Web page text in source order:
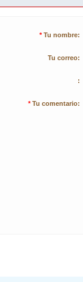
* Tu nombre:
Tu correo:
:
* Tu comentario: